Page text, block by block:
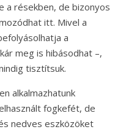
a résekben, de bizonyos
itt. Mivel a
a
meg is hibásodhat –,
tisztítsuk.
alkalmazhatunk
fogkefét, de
nedves eszközöket